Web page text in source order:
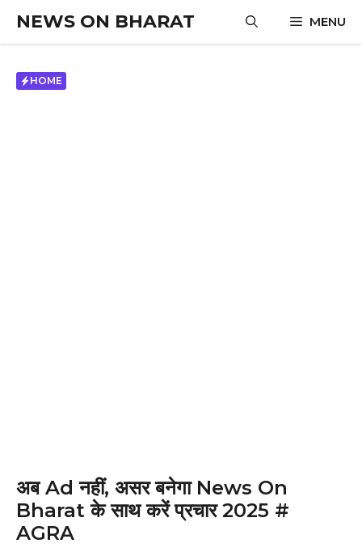
content
NEWS ON BHARAT MENU
HOME
अब Ad नहीं, असर बनेगा News On
Bharat के साथ करें प्रचार 2025 #
AGRA